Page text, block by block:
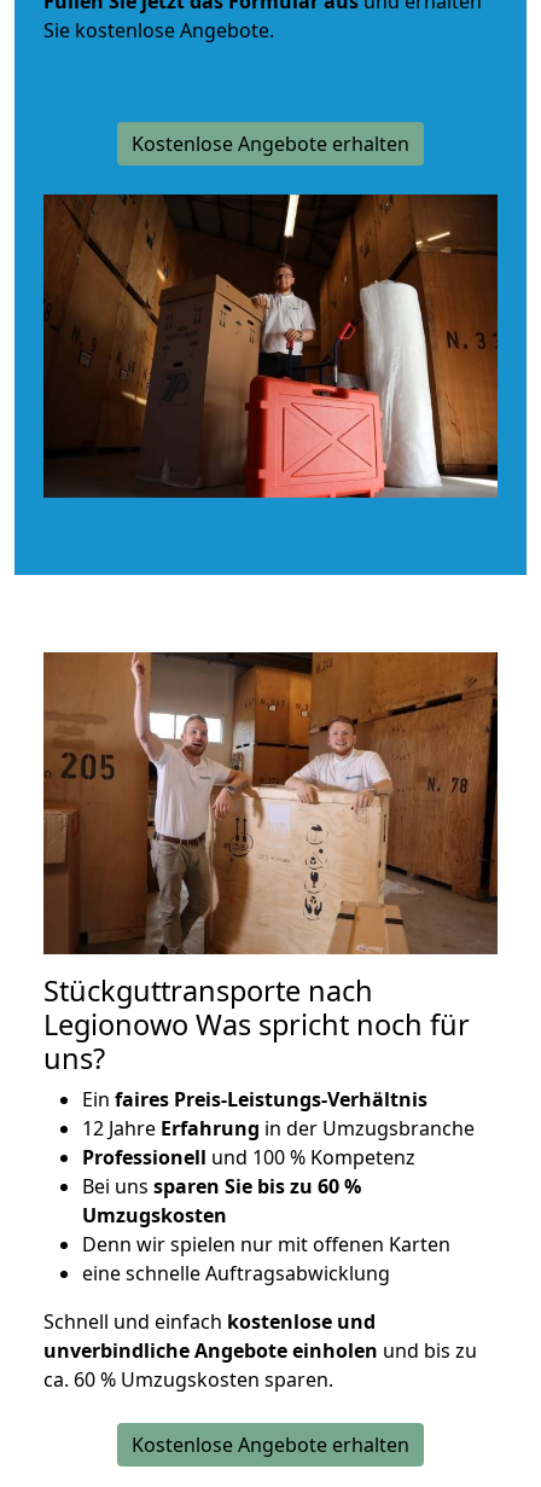
Sie kostenlose Angebote.
Kostenlose Angebote erhalten
Stückguttransporte nach
Legionowo Was spricht noch für
uns?
Ein faires Preis-Leistungs-Verhältnis
12 Jahre Erfahrung in der Umzugsbranche
Professionell und 100 % Kompetenz
Bei uns sparen Sie bis zu 60 %
Umzugskosten
Denn wir spielen nur mit offenen Karten
eine schnelle Auftragsabwicklung
Schnell und einfach kostenlose und
unverbindliche Angebote einholen und bis zu
ca. 60 % Umzugskosten sparen.
Kostenlose Angebote erhalten